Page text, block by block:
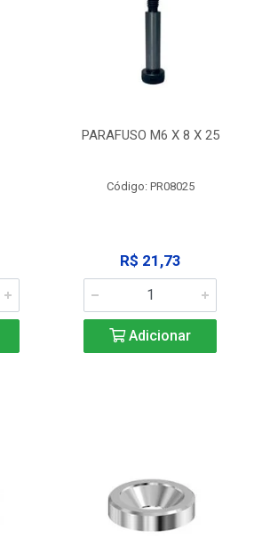
PARAFUSO M6 X 8 X 25
Código: PR08025
R$ 21,73
Adicionar